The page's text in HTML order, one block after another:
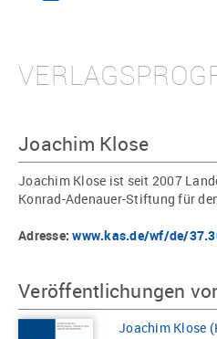
Joachim Klose
Joachim Klose ist seit 2007
Konrad-Adenauer-Stiftung für
Adresse:www.kas.de/wf/de/
Veröffentlichungen
Joachim Klose